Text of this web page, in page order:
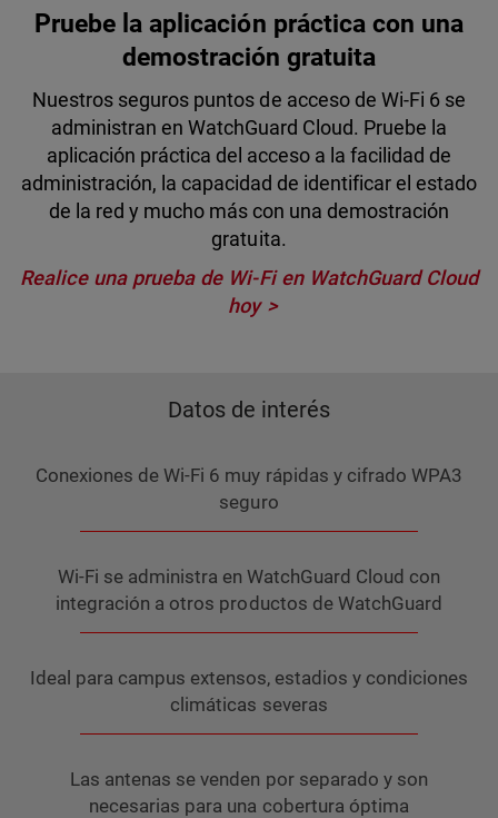
Pruebe la aplicación práctica con una
demostración gratuita
Nuestros seguros puntos de acceso de Wi-Fi 6 se
administran en WatchGuard Cloud. Pruebe la
aplicación práctica del acceso a la facilidad de
administración, la capacidad de identificar el estado
de la red y mucho más con una demostración
gratuita.
Realice una prueba de Wi-Fi en WatchGuard Cloud
hoy
Datos de interés
Conexiones de Wi-Fi 6 muy rápidas y cifrado WPA3
seguro
Wi-Fi se administra en WatchGuard Cloud con
integración a otros productos de WatchGuard
Ideal para campus extensos, estadios y condiciones
climáticas severas
Las antenas se venden por separado y son
necesarias para una cobertura óptima